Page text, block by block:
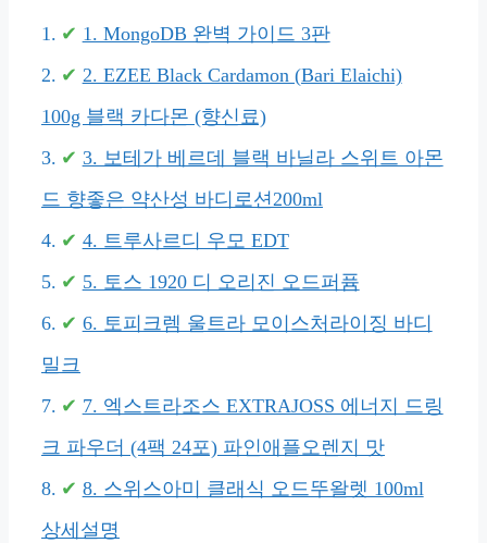
1. MongoDB 완벽 가이드 3판
2. EZEE Black Cardamon (Bari Elaichi)
100g 블랙 카다몬 (향신료)
3. 보테가 베르데 블랙 바닐라 스위트 아몬
드 향좋은 약산성 바디로션200ml
4. 트루사르디 우모 EDT
5. 토스 1920 디 오리진 오드퍼퓸
6. 토피크렘 울트라 모이스처라이징 바디
밀크
7. 엑스트라조스 EXTRAJOSS 에너지 드링
크 파우더 (4팩 24포) 파인애플오렌지 맛
8. 스위스아미 클래식 오드뚜왈렛 100ml
상세설명